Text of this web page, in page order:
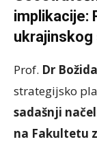
implikacije:
ukrajinskog
Prof. Dr
strategijsko
sadašnji
na Fakultetu